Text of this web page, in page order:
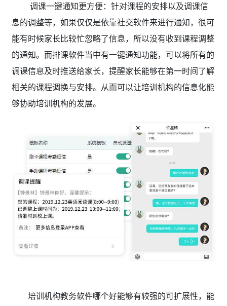
调课一键通知更方便：针对课程的安排以及调课信
息的调整等，如果仅仅是依靠社交软件来进行通知，很可
能有时候家长比较忙忽略了信息，所以没有收到课程调整
的通知。而排课软件当中有一键通知功能，可以将所有的
调课信息及时推送给家长，提醒家长能够在第一时间了解
相关的课程调换与安排。从而可以让培训机构的信息化能
够协助培训机构的发展。
培训机构教务软件哪个好能够有较强的可扩展性，能